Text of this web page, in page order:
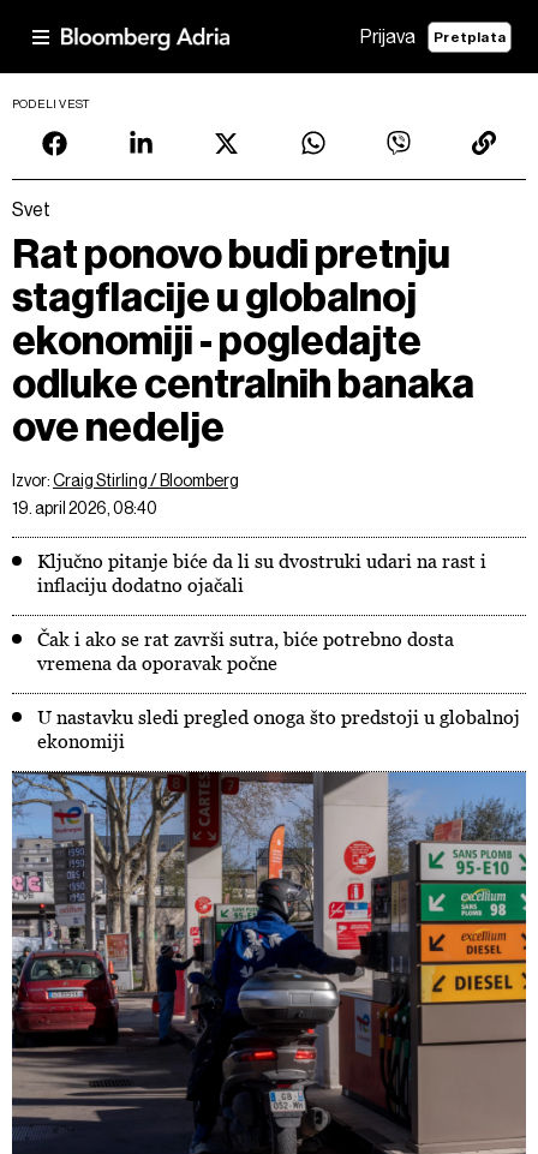
Prijava Pretplata
PODELI VEST
Svet
Rat ponovo budi pretnju
stagflacije u globalnoj
ekonomiji - pogledajte
odluke centralnih banaka
ove nedelje
Izvor:Craig Stirling / Bloomberg
19. april 2026, 08:40
Ključno pitanje biće da li su dvostruki udari na rast i
inflaciju dodatno ojačali
Čak i ako se rat završi sutra, biće potrebno dosta
vremena da oporavak počne
U nastavku sledi pregled onoga što predstoji u globalnoj
ekonomiji